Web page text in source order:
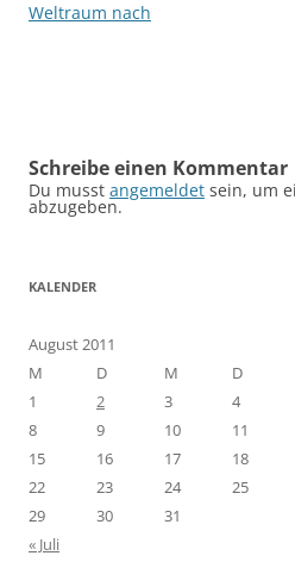
Weltraum nach
Schreibe einen Kommentar
Du musst angemeldet sein, um
abzugeben.
KALENDER
August 2011
M
D M D
1
2 3 4
8
9 10 11
15
16 17 18
22
23 24 25
29
30
31
« Juli